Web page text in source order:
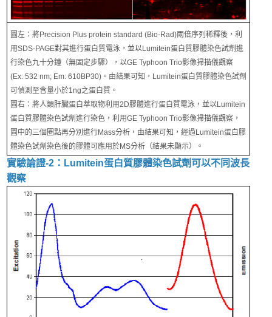
圖左：將Precision Plus protein standard (Bio-Rad)兩倍序列稀釋後，利
用SDS-PAGE對其進行蛋白質電泳，並以Lumitein蛋白質膠體染色試劑進
行染色九十分鐘（無固定步驟），以GE Typhoon Trio影像掃描儀觀察
(Ex: 532 nm; Em: 610BP30)。由結果可知，Lumitein蛋白質膠體染色試劑
可偵測至含量小於1ng之蛋白質。
圖右：將人類肝臟蛋白萃取物利用2D膠體進行蛋白質電泳，並以Lumitein
蛋白質膠體染色試劑進行染色，利用GE Typhoon Trio影像掃描儀觀察，
圖中的三個圈點再分別進行Mass分析，由結果可知，經過Lumitein蛋白膠
體染色試劑染色後的膠體可應用於MS分析（結果未顯示）。
實驗論證-​​​​​2：Lumitein蛋白質膠體染色試劑可以不同波長
觀察